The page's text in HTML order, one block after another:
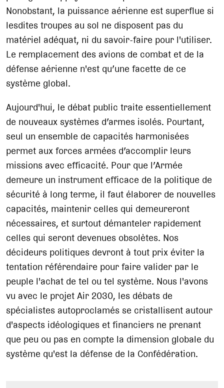
Nonobstant, la puissance aérienne est superflue si
lesdites troupes au sol ne disposent pas du
matériel adéquat, ni du savoir-faire pour l'utiliser.
Le remplacement des avions de combat et de la
défense aérienne n'est qu’une facette de ce
système global.
Aujourd'hui, le débat public traite essentiellement
de nouveaux systèmes d’armes isolés. Pourtant,
seul un ensemble de capacités harmonisées
permet aux forces armées d’accomplir leurs
missions avec efficacité. Pour que l’Armée
demeure un instrument efficace de la politique de
sécurité à long terme, il faut élaborer de nouvelles
capacités, maintenir celles qui demeureront
nécessaires, et surtout démanteler rapidement
celles qui seront devenues obsolètes. Nos
décideurs politiques devront à tout prix éviter la
tentation référendaire pour faire valider par le
peuple l'achat de tel ou tel système. Nous l'avons
vu avec le projet Air 2030, les débats de
spécialistes autoproclamés se cristallisent autour
d'aspects idéologiques et financiers ne prenant
que peu ou pas en compte la dimension globale du
système qu'est la défense de la Confédération.